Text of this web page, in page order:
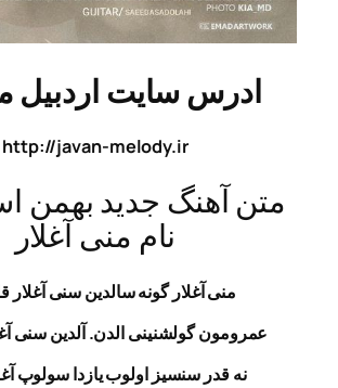
سایت اردبیل موزیک
http://javan-melody.ir
آهنگ جدید بهمن اسبقی به
نام منی آغلار
منی آغلار گونه سالدینسنی آغلار قالاسان
گولشنینی الدن.آلدین سنی آغلارقالاسان
قدر سنسیز اولوبیازدا سولوپ آغلامیشام